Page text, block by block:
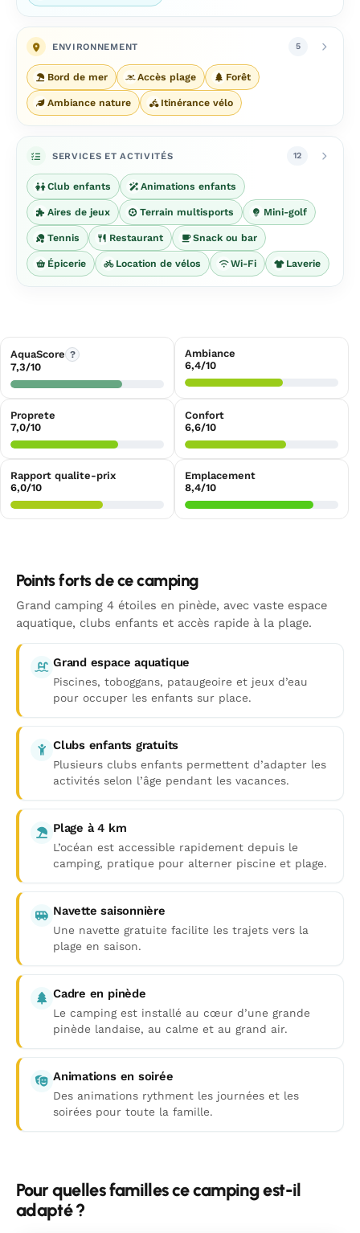
ENVIRONNEMENT 5
Bord de mer Accès plage Forêt
Ambiance nature Itinérance vélo
SERVICES ET ACTIVITÉS 12
Club enfants Animations enfants
Aires de jeux Terrain multisports Mini-golf
Tennis Restaurant Snack ou bar
Épicerie Location de vélos Wi-Fi Laverie
AquaScore ?
7,3/10
Ambiance
6,4/10
Proprete
7,0/10
Confort
6,6/10
Rapport qualite-prix
6,0/10
Emplacement
8,4/10
Points forts de ce camping
Grand camping 4 étoiles en pinède, avec vaste espace
aquatique, clubs enfants et accès rapide à la plage.
Grand espace aquatique
Piscines, toboggans, pataugeoire et jeux d’eau
pour occuper les enfants sur place.
Clubs enfants gratuits
Plusieurs clubs enfants permettent d’adapter les
activités selon l’âge pendant les vacances.
Plage à 4 km
L’océan est accessible rapidement depuis le
camping, pratique pour alterner piscine et plage.
Navette saisonnière
Une navette gratuite facilite les trajets vers la
plage en saison.
Cadre en pinède
Le camping est installé au cœur d’une grande
pinède landaise, au calme et au grand air.
Animations en soirée
Des animations rythment les journées et les
soirées pour toute la famille.
Pour quelles familles ce camping est-il
adapté ?